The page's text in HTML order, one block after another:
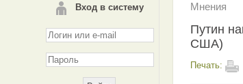
Вход в систему Мнения
Путин
США)
Печать: